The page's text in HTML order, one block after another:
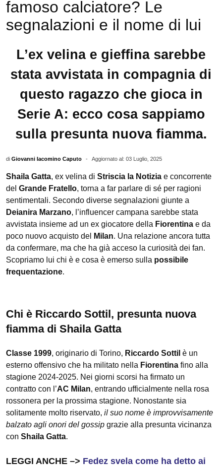
famoso calciatore? Le
segnalazioni e il nome di lui
L’ex velina e gieffina sarebbe
stata avvistata in compagnia di
questo ragazzo che gioca in
Serie A: ecco cosa sappiamo
sulla presunta nuova fiamma.
di Giovanni Iacomino Caputo - Aggiornato al: 03 Luglio, 2025
Shaila Gatta, ex velina di Striscia la Notizia e concorrente
del Grande Fratello, torna a far parlare di sé per ragioni
sentimentali. Secondo diverse segnalazioni giunte a
Deianira Marzano, l’influencer campana sarebbe stata
avvistata insieme ad un ex giocatore della Fiorentina e da
poco nuovo acquisto del
Milan. Una relazione ancora tutta
da confermare, ma che ha già acceso la curiosità dei fan.
Scopriamo lui chi è e cosa è emerso sulla possibile
frequentazione.
Chi è Riccardo Sottil, presunta nuova
fiamma di Shaila Gatta
Classe 1999, originario di Torino, Riccardo Sottil è un
esterno offensivo che ha militato nella Fiorentina fino alla
stagione 2024-2025. Nei giorni scorsi ha firmato un
contratto con l’AC Milan, entrando ufficialmente nella rosa
rossonera per la prossima stagione. Nonostante sia
solitamente molto riservato, il suo nome è improvvisamente
balzato agli onori del gossip grazie alla presunta vicinanza
con Shaila Gatta.
LEGGI ANCHE –> Fedez svela come ha detto ai